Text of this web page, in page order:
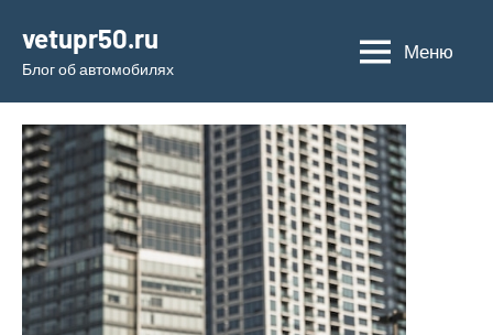
содержимому
vetupr50.ru
Блог об автомобилях
Меню